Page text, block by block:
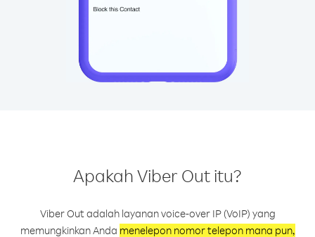
Apakah Viber Out itu?
Viber Out adalah layanan voice-over IP (VoIP) yang
memungkinkan Anda menelepon nomor telepon mana pun,